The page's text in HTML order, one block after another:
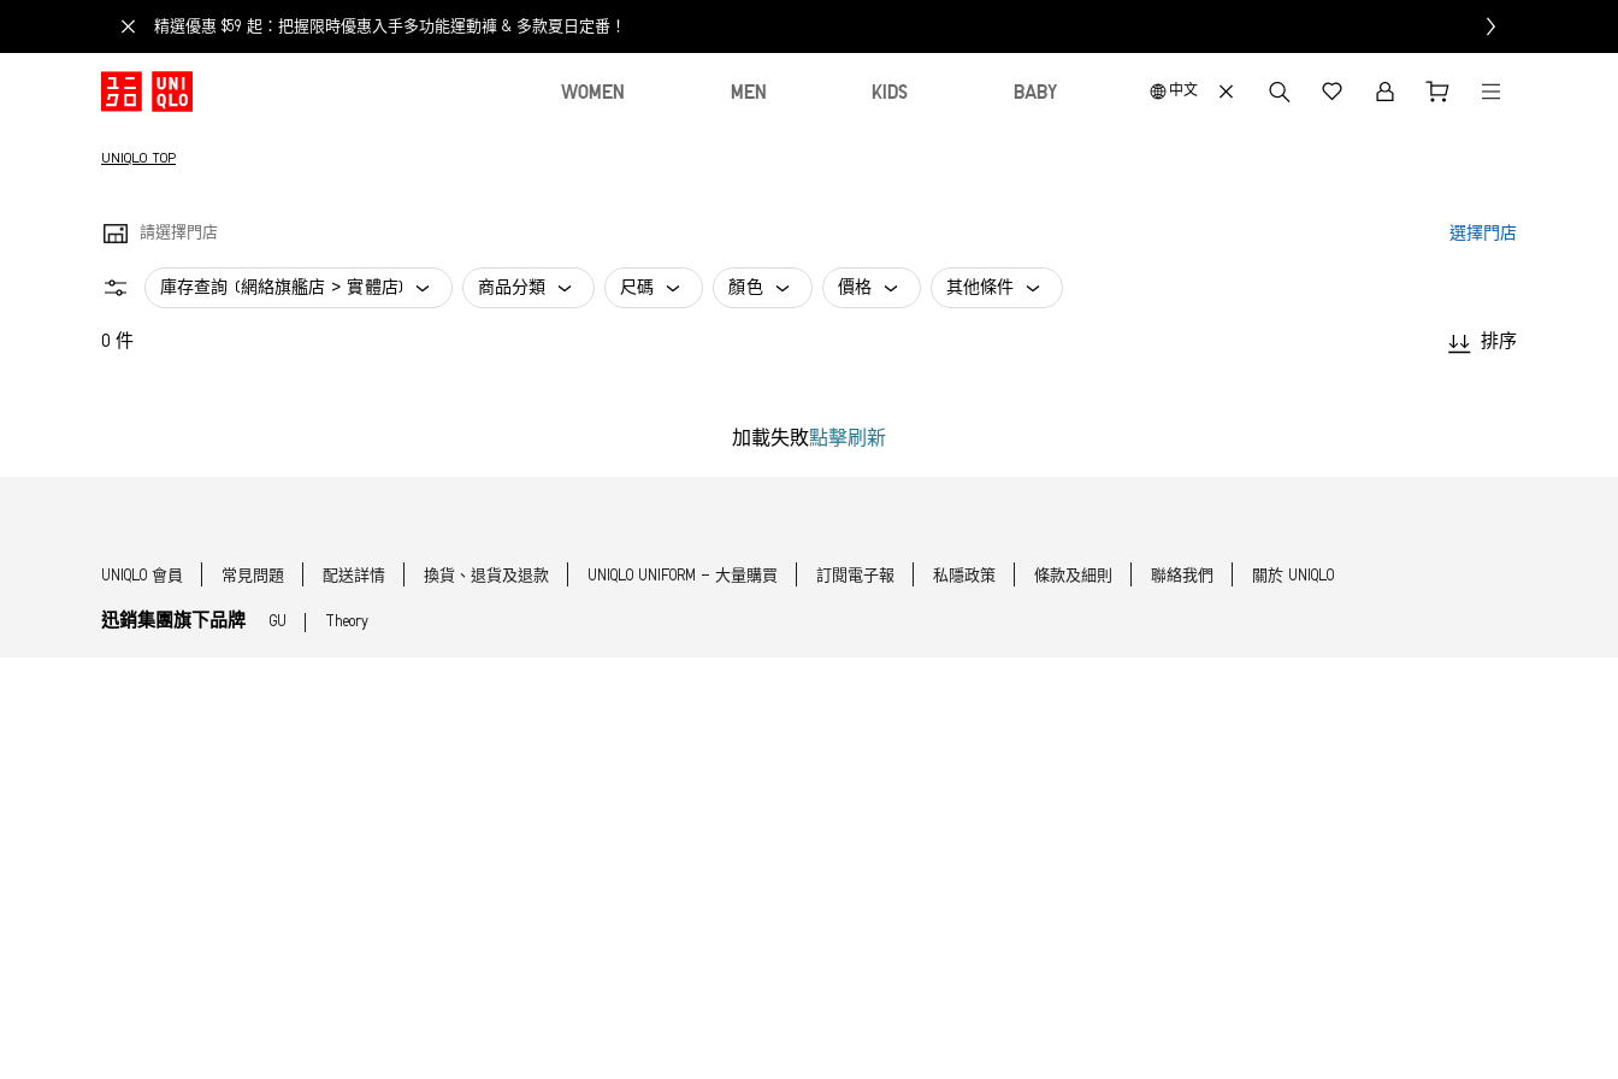
精選優惠 $59 起：把握限時優惠入手多功能運動褲 & 多款夏日定番！​
WOMEN MEN KIDS BABY 中文
UNIQLO TOP
請選擇門店 選擇門店
庫存查詢 (網絡旗艦店 > 實體店) 商品分類 尺碼 顏色 價格 其他條件
0 件 排序
加載失敗點擊刷新
UNIQLO 會員 常見問題 配送詳情 換貨、退貨及退款 UNIQLO UNIFORM - 大量購買 訂閱電子報 私隱政策 條款及細則 聯絡我們 關於 UNIQLO
迅銷集團旗下品牌 GU Theory